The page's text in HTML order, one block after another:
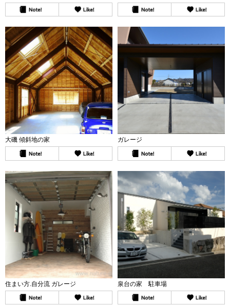
大磯 傾斜地の家 ガレージ
住まい方.自分流 ガレージ 泉台の家 駐車場